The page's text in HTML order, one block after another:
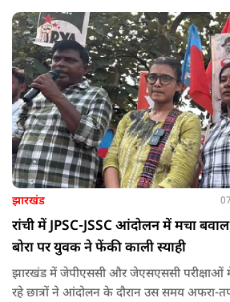
झारखंड
रांची में JPSC-JSSC आंदोलन में मचा
बोरा पर युवक ने फेंकी काली स्याही
झारखंड में जेपीएससी और जेएसएससी परीक्षाओं
रहे छात्रों ने आंदोलन के दौरान उस समय